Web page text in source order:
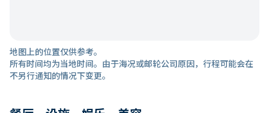
地图上的位置仅供参考。
所有时间均为当地时间。由于海况或邮轮公司原因，行程可能会在
不另行通知的情况下变更。